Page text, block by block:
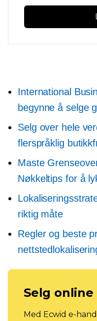
International
begynne å selge
Selg over hele
flerspråklig
Maste
Nøkkeltips for å
riktig måte
Regler og beste
Selg online
Med Ecwid e-